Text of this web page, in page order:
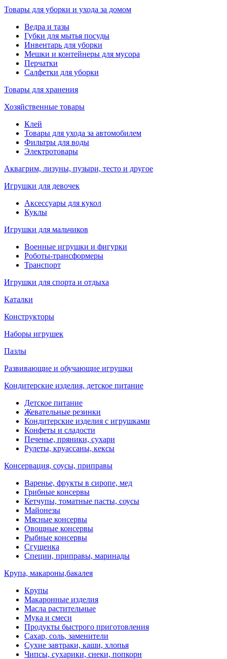
Товары для уборки и ухода за домом
Ведра и тазы
Губки для мытья посуды
Инвентарь для уборки
Мешки и контейнеры для мусора
Перчатки
Салфетки для уборки
Товары для хранения
Хозяйственные товары
Клей
Товары для ухода за автомобилем
Фильтры для воды
Электротовары
Аквагрим, лизуны, пузыри, тесто и другое
Игрушки для девочек
Аксессуары для кукол
Куклы
Игрушки для мальчиков
Военные игрушки и фигурки
Роботы-трансформеры
Транспорт
Игрушки для спорта и отдыха
Каталки
Конструкторы
Наборы игрушек
Пазлы
Развивающие и обучающие игрушки
Кондитерские изделия, детское питание
Детское питание
Жевательные резинки
Кондитерские изделия с игрушками
Конфеты и сладости
Печенье, пряники, сухари
Рулеты, круассаны, кексы
Консервация, соусы, приправы
Варенье, фрукты в сиропе, мед
Грибные консервы
Кетчупы, томатные пасты, соусы
Майонезы
Мясные консервы
Овощные консервы
Рыбные консервы
Сгущенка
Специи, приправы, маринады
Крупа, макароны,бакалея
Крупы
Макаронные изделия
Масла растительные
Мука и смеси
Продукты быстрого приготовления
Сахар, соль, заменители
Сухие завтраки, каши, хлопья
Чипсы, сухарики, снеки, попкорн